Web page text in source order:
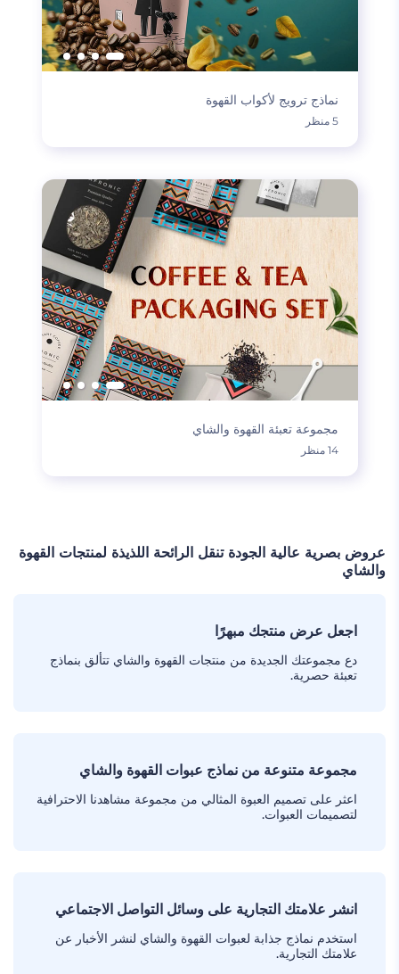
نماذج ترويج لأكواب القهوة
5 منظر
مجموعة تعبئة القهوة والشاي
14 منظر
عروض بصرية عالية الجودة تنقل الرائحة اللذيذة لمنتجات القهوة
والشاي
اجعل عرض منتجك مبهرًا
دع مجموعتك الجديدة من منتجات القهوة والشاي تتألق بنماذج
تعبئة حصرية.
مجموعة متنوعة من نماذج عبوات القهوة والشاي
اعثر على تصميم العبوة المثالي من مجموعة مشاهدنا الاحترافية
لتصميمات العبوات.
انشر علامتك التجارية على وسائل التواصل الاجتماعي
استخدم نماذج جذابة لعبوات القهوة والشاي لنشر الأخبار عن
علامتك التجارية.